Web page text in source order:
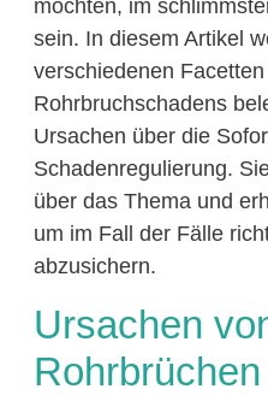
möchten, im
sein. In diesem Artikel
verschiedenen
Rohrbruchschadens
Ursachen über die
Schadenregulierung.
über das Thema und
um im Fall der Fälle
abzusichern.
Ursachen
Rohrbrüchen